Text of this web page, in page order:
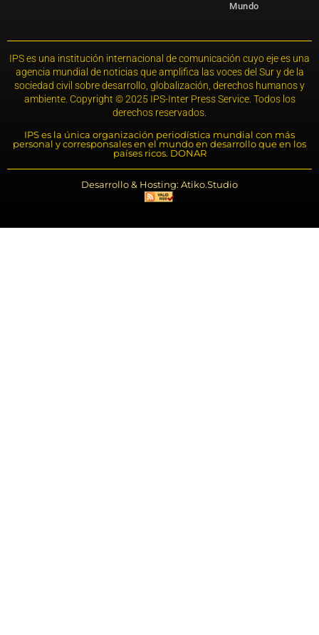
Mundo
IPS es una institución internacional de comunicación cuyo eje es una
agencia mundial de noticias que amplifica las voces del Sur y de la
sociedad civil sobre desarrollo, globalización, derechos humanos y
ambiente. Copyright © 2025 IPS-Inter Press Service. Todos los
derechos reservados.
IPS es la única organización periodística mundial con más
personal y corresponsales en el mundo en desarrollo que en los
países ricos. DONAR
Desarrollo & Hosting: Atiko.Studio